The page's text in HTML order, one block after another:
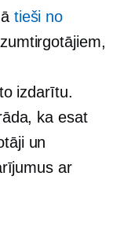
tieši no
izdarītu.
ka esat
un
ar